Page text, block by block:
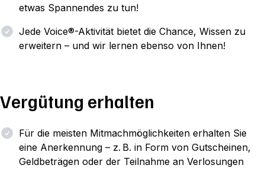
etwas Spannendes zu tun!
Jede Voice®-Aktivität bietet die Chance, Wissen zu
erweitern – und wir lernen ebenso von Ihnen!
Vergütung erhalten
Für die meisten Mitmachmöglichkeiten erhalten Sie
eine Anerkennung – z. B. in Form von Gutscheinen,
Geldbeträgen oder der Teilnahme an Verlosungen